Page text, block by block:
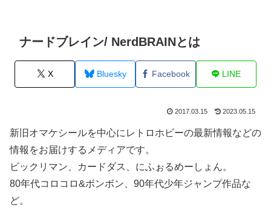
ナードブレイン/ NerdBRAINとは
X Bluesky Facebook LINE
2017.03.15 2023.05.15
新旧オマケシールを中心にレトロホビーの最新情報などの
情報をお届けするメディアです。
ビックリマン、カードダス、にふぉるめーしょん。
80年代コロコロ&ボンボン、90年代少年ジャンプ作品な
ど。